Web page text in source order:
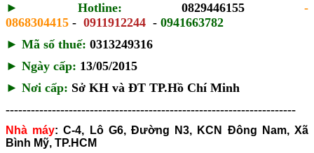
► Hotline: 0829446155 -
0868304415 - 0911912244 - 0941663782
► Mã số thuế: 0313249316
► Ngày cấp: 13/05/2015
► Nơi cấp: Sở KH và ĐT TP.Hồ Chí Minh
---------------------------------------------------------------------
Nhà máy: C-4, Lô G6, Đường N3, KCN Đông Nam, Xã
Bình Mỹ, TP.HCM